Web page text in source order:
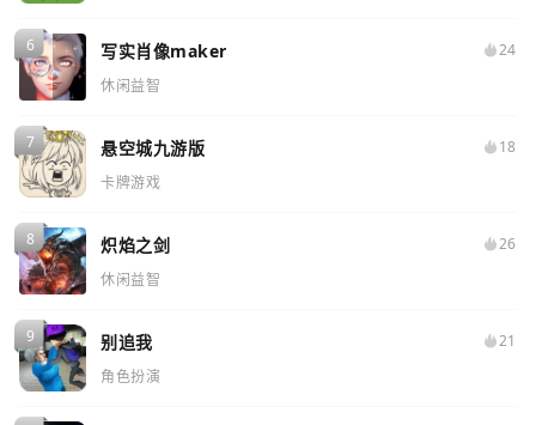
写实肖像maker
24
休闲益智
悬空城九游版
18
卡牌游戏
炽焰之剑
26
休闲益智
别追我
21
角色扮演